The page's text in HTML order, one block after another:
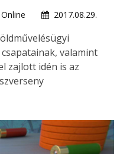
2017.08.29.
valamint
zajlott idén is az